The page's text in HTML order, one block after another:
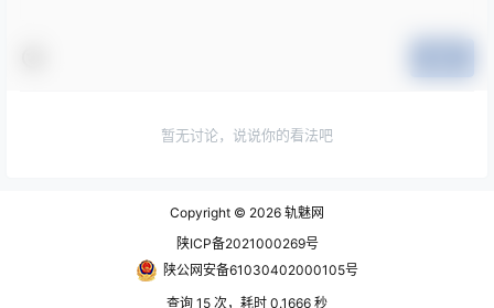
暂无讨论，说说你的看法吧
Copyright © 2026 轨魅网
陕ICP备2021000269号
陕公网安备61030402000105号
查询 15 次，耗时 0.1666 秒